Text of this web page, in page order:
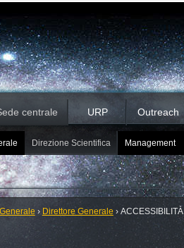
centrale URP Outreach
Direzione Scientifica Management
› Direttore Generale › ACCESSIBILITÀ